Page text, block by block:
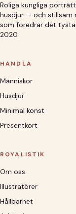
Roliga kungliga
husdjur — och stillsam
som föredrar det
2020.
HANDLA
Människor
Husdjur
Minimal konst
Presentkort
ROYALISTIK
Om oss
Illustratörer
Hållbarhet